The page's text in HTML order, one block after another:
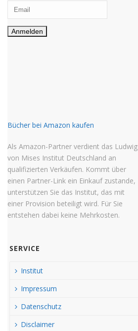
Bücher bei Amazon kaufen
Als Amazon-Partner verdient das Ludwig
von Mises Institut Deutschland an
qualifizierten Verkäufen. Kommt über
einen Partner-Link ein Einkauf zustande,
unterstützen Sie das Institut, das mit
einer Provision beteiligt wird. Für Sie
entstehen dabei keine Mehrkosten.
SERVICE
Institut
Impressum
Datenschutz
Disclaimer